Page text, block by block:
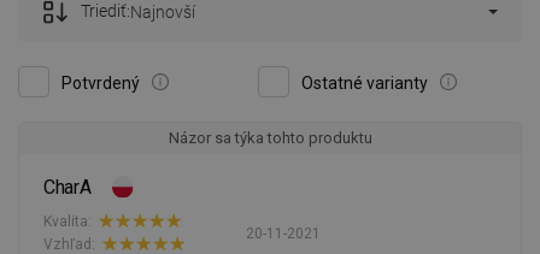
Potvrdený Ostatné varianty
Triediť:Najnovší
Názor sa týka tohto produktu
CharA
20-11-2021
Kvalita:
Vzhľad: